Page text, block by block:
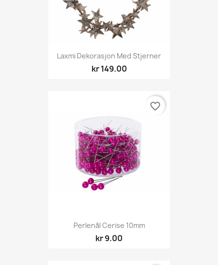
Laxmi Dekorasjon Med Stjerner
kr 149.00
Perlenål Cerise 10mm
kr 9.00
favorite_border